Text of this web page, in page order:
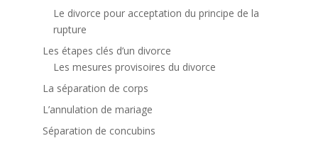
Le divorce pour acceptation du principe de la
rupture
Les étapes clés d’un divorce
Les mesures provisoires du divorce
La séparation de corps
L’annulation de mariage
Séparation de concubins